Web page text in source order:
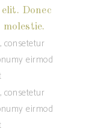
Donec
consetetur
eirmod
consetetur
eirmod